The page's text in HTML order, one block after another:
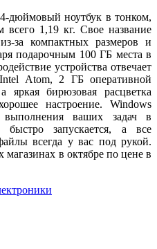
дюймовый ноутбук в тонком,
1,19 кг. Свое название
за компактных размеров и
подарочным 100 ГБ места в
устройства отвечает
Atom, 2 ГБ оперативной
бирюзовая расцветка
настроение. Windows
ваших задач в
запускается, а все
всегда у вас под рукой.
магазинах в октябре по цене в